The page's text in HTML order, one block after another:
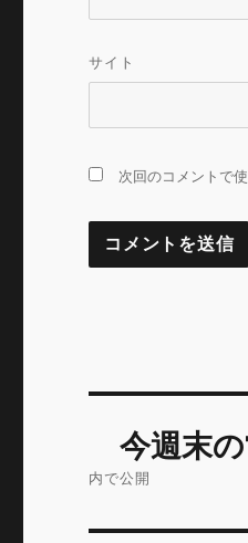
サイト
次回のコメントで
稿 今週末の
内で公開